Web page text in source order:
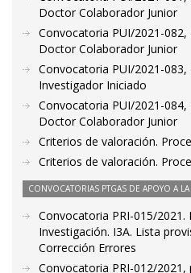
Doctor Colaborador Junior
Convocatoria PUI/2021-
Doctor Colaborador Junior
Convocatoria PUI/2021-
Investigador Iniciado
Convocatoria PUI/2021-
Doctor Colaborador Junior
Criterios de valoración.
Criterios de valoración.
CONVOCATORIAS PTGAS DE APOYO A
Convocatoria PRI-015/2021.
Investigación. I3A. Lista
Corrección Errores
Convocatoria PRI-012/2021,